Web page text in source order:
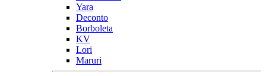
Yara
Deconto
Borboleta
KV
Lori
Maruri